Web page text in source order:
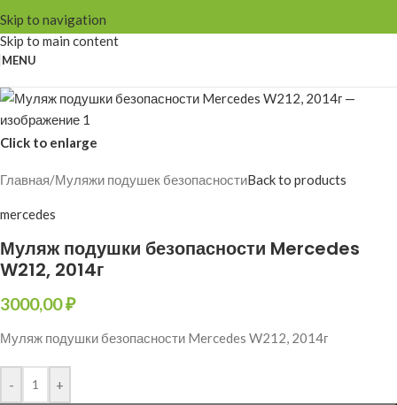
Skip to navigation
Skip to main content
MENU
Click to enlarge
Главная/Муляжи подушек безопасностиBack to products
mercedes
Муляж подушки безопасности Mercedes
W212, 2014г
3000,00₽
Муляж подушки безопасности Mercedes W212, 2014г
- +